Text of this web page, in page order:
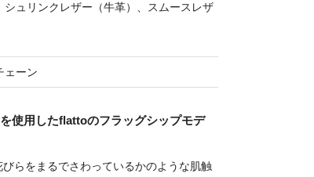
シュリンクレザー（牛革）、スムースレザ
ェーン
使用したflattoのフラッグシップモデ
らをまるでさわっているかのような肌触